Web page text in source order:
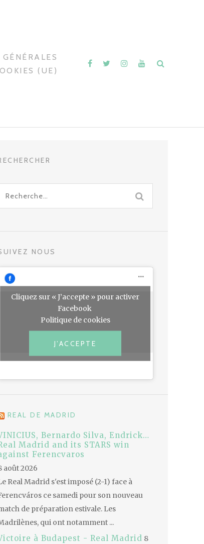
(UE)
NOUS
Cliquez sur « J’accepte » pour activer
Facebook
Politique de cookies
J’ACCEPTE
REAL DE MADRID
Bernardo Silva, Endrick…
Madrid and its STARS win
Ferencvaros
août 2026
Real Madrid s'est imposé (2-1) face à
ce samedi pour son nouveau
de préparation estivale. Les
qui ont notamment ...
à Budapest - Real Madrid 8